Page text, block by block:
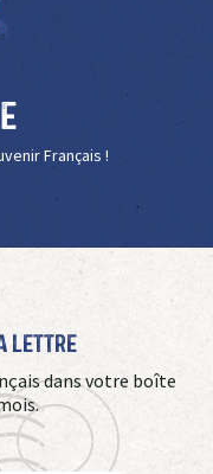
Français !
Lettre
dans votre boîte